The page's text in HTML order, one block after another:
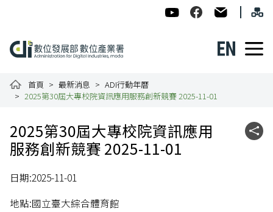
English
首頁 最新消息
ADI行動年曆
2025第30屆大專校院資訊應用服務創新競賽 2025-11-01
2025第30屆大專校院資訊應用
服務創新競賽 2025-11-01
社群
日期:2025-11-01
地點:國立臺大綜合體育館